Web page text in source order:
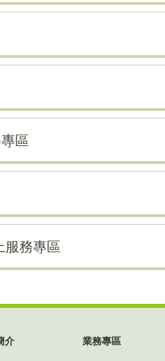
區
服務專區
介 業務專區